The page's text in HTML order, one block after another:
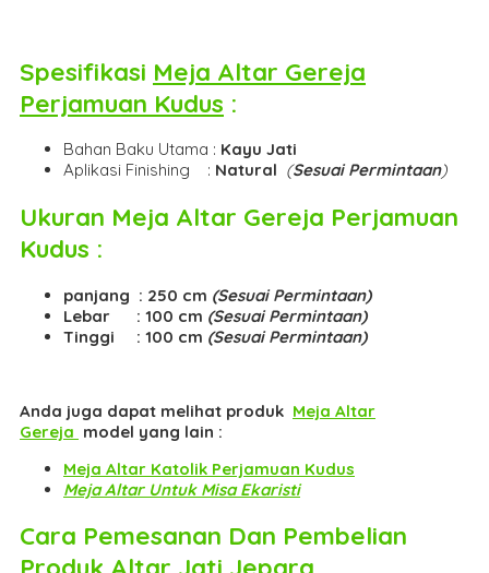
Spesifikasi Meja Altar Gereja
Perjamuan Kudus :
Bahan Baku Utama : Kayu Jati
Aplikasi Finishing : Natural (Sesuai Permintaan)
Ukuran Meja Altar Gereja Perjamuan
Kudus :
panjang : 250 cm (Sesuai Permintaan)
Lebar : 100 cm (Sesuai Permintaan)
Tinggi : 100 cm (Sesuai Permintaan)
Anda juga dapat melihat produk Meja Altar
Gereja model yang lain :
Meja Altar Katolik Perjamuan Kudus
Meja Altar Untuk Misa Ekaristi
Cara Pemesanan Dan Pembelian